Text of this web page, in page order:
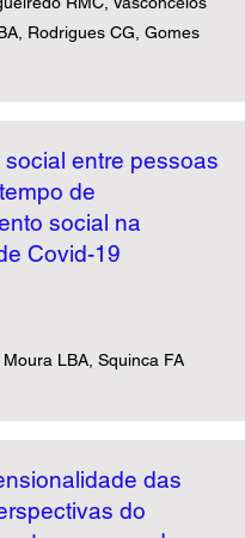
Rodrigues CG, Gomes
entre pessoas
de
social na
Covid-19
LBA, Squinca FA
das
do